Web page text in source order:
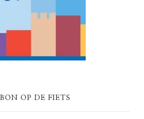
OP DE FIETS